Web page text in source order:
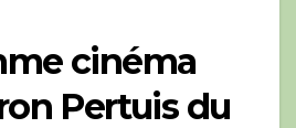
cinéma
Pertuis du